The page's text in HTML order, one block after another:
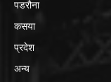
पडरौना
कसया
प्रदेश
अन्य